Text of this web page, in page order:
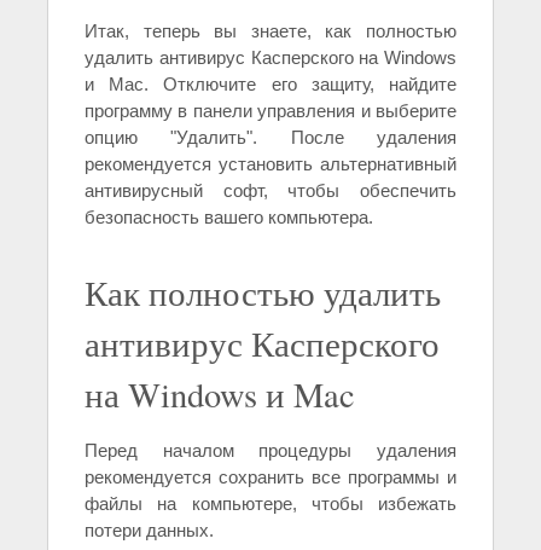
Итак, теперь вы знаете, как полностью
удалить антивирус Касперского на Windows
и Mac. Отключите его защиту, найдите
программу в панели управления и выберите
опцию "Удалить". После удаления
рекомендуется установить альтернативный
антивирусный софт, чтобы обеспечить
безопасность вашего компьютера.
Как полностью удалить
антивирус Касперского
на Windows и Mac
Перед началом процедуры удаления
рекомендуется сохранить все программы и
файлы на компьютере, чтобы избежать
потери данных.